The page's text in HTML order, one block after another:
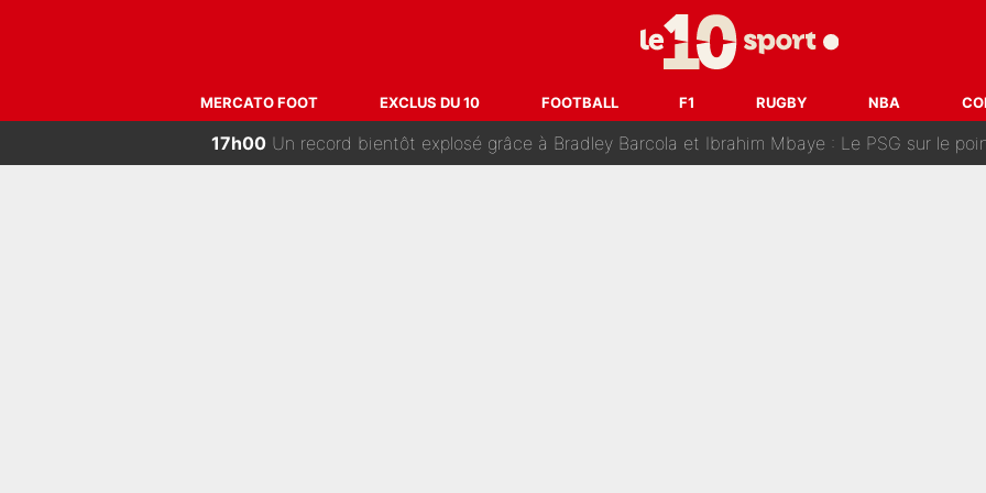
MERCATO FOOT EXCLUS DU 10 FOOTBALL F1 RUGBY NBA
17h00 Un record bientôt explosé grâce à Bradley Barcola et Ibrahim Mbaye : Le PSG sur le point